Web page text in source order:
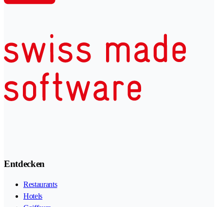
Entdecken
Restaurants
Hotels